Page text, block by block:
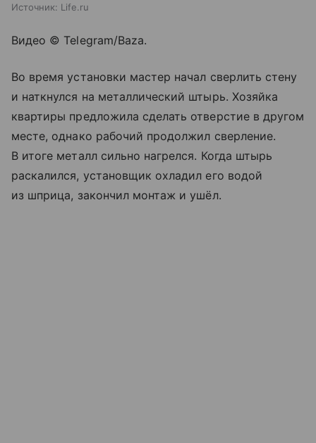
Источник: Life.ru
Видео © Telegram/Baza.
Во время установки мастер начал сверлить стену
и наткнулся на металлический штырь. Хозяйка
квартиры предложила сделать отверстие в другом
месте, однако рабочий продолжил сверление.
В итоге металл сильно нагрелся. Когда штырь
раскалился, установщик охладил его водой
из шприца, закончил монтаж и ушёл.